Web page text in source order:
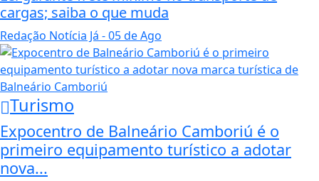
cargas; saiba o que muda
Redação Notícia Já - 05 de Ago
Turismo
Expocentro de Balneário Camboriú é o
primeiro equipamento turístico a adotar
nova...